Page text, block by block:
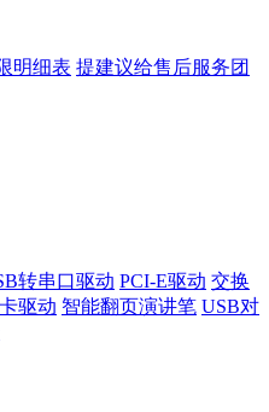
明细表 提建议给售后服务团
转串口驱动 PCI-E驱动 交换
驱动 智能翻页演讲笔 USB对